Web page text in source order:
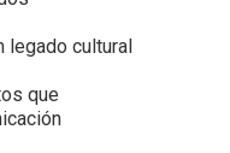
legado cultural
que